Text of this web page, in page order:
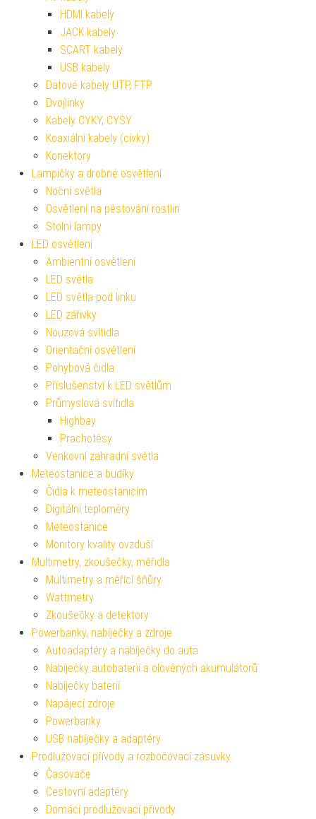
HDMI kabely
JACK kabely
SCART kabely
USB kabely
Datové kabely UTP, FTP
Dvojlinky
Kabely CYKY, CYSY
Koaxiální kabely (cívky)
Konektory
Lampičky a drobné osvětlení
Noční světla
Osvětlení na pěstování rostlin
Stolní lampy
LED osvětlení
Ambientní osvětlení
LED světla
LED světla pod linku
LED zářivky
Nouzová svítidla
Orientační osvětlení
Pohybová čidla
Příslušenství k LED světlům
Průmyslová svítidla
Highbay
Prachotěsy
Venkovní zahradní světla
Meteostanice a budíky
Čidla k meteostanicím
Digitální teploměry
Meteostanice
Monitory kvality ovzduší
Multimetry, zkoušečky, měřidla
Multimetry a měřící šňůry
Wattmetry
Zkoušečky a detektory
Powerbanky, nabíječky a zdroje
Autoadaptéry a nabíječky do auta
Nabíječky autobaterií a olověných akumulátorů
Nabíječky baterií
Napájecí zdroje
Powerbanky
USB nabíječky a adaptéry
Prodlužovací přívody a rozbočovací zásuvky
Časovače
Cestovní adaptéry
Domácí prodlužovací přívody